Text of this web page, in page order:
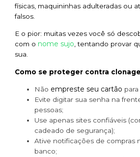
físicas, maquininhas adulteradas ou
falsos.
E o pior: muitas vezes você só
com o nome sujo, tentando provar
sua.
Como se proteger contra
Não empreste seu cartão
Evite digitar sua senha na
pessoas;
Use apenas sites confiáveis
cadeado de segurança);
Ative notificações de compras
banco;